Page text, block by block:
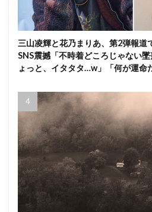
三山凌輝と花乃まりあ、第2弾報道
SNS震撼「不時着どころじゃない
ょっと、イタタタ…w」「何が運命